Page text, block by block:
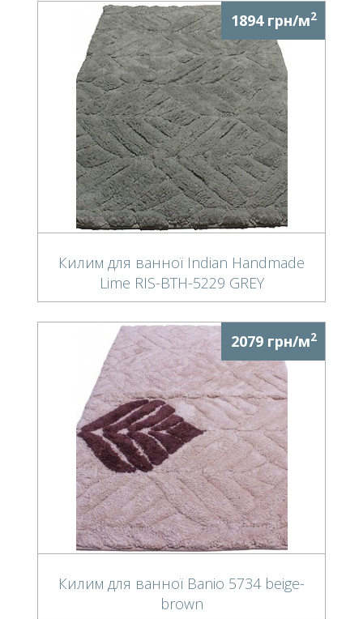
1894 грн/м2
Килим для ванної Indian Handmade
Lime RIS-BTH-5229 GREY
2079 грн/м2
Килим для ванної Banio 5734 beige-
brown